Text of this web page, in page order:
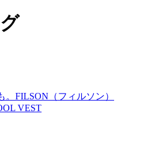
。FILSON（フィルソン）
VEST